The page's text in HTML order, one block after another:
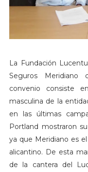
La Fundación
Seguros Meridiano
convenio consiste
masculina de la
en las últimas
Portland mostraron
ya que Meridiano es
alicantino. De esta
de la cantera del